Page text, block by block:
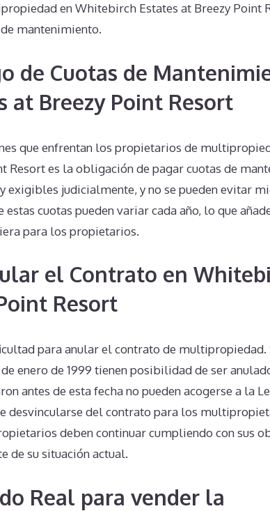
en Whitebirch Estates at Breezy Point
mantenimiento.
de Cuotas de
at Breezy Point Resort
que enfrentan los propietarios de
Resort es la obligación de pagar cuotas de
exigibles judicialmente, y no se pueden evitar
cuotas pueden variar cada año, lo que
para los propietarios.
el Contrato en
Resort
para anular el contrato de multipropiedad.
enero de 1999 tienen posibilidad de ser
antes de esta fecha no pueden acogerse a la
desvincularse del contrato para los
deben continuar cumpliendo con sus
de su situación actual.
Real para vender la